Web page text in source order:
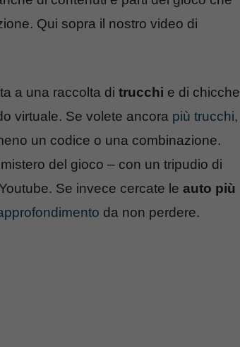
Qui sopra il nostro video di
a una raccolta di trucchi e di chicche
virtuale. Se volete ancora più trucchi,
un codice o una combinazione.
del gioco – con un tripudio di
Se invece cercate le auto più
da non perdere.